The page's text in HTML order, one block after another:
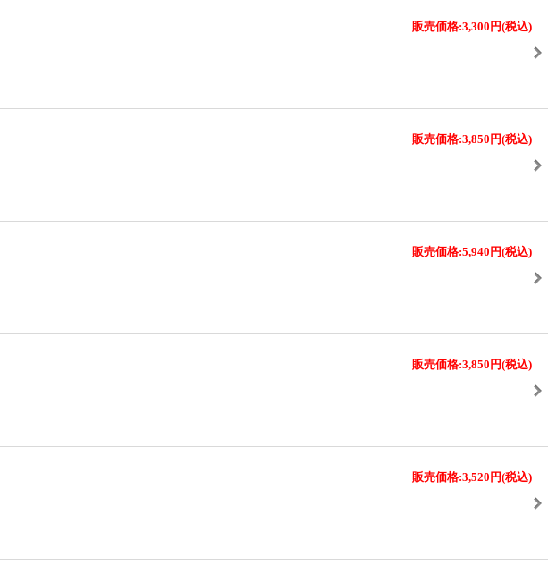
販売価格:3,300円(税込)
販売価格:3,850円(税込)
販売価格:5,940円(税込)
販売価格:3,850円(税込)
販売価格:3,520円(税込)